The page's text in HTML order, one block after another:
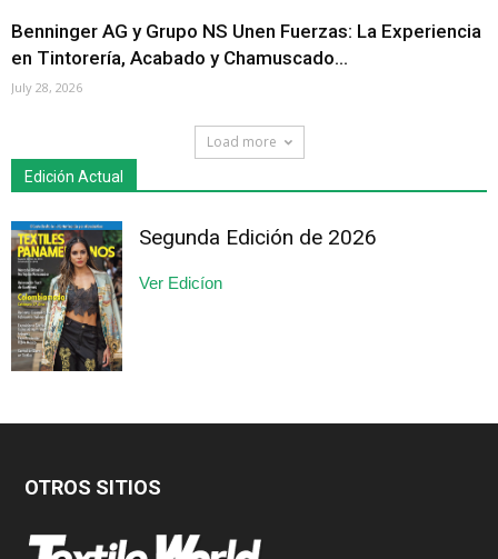
Benninger AG y Grupo NS Unen Fuerzas: La Experiencia
en Tintorería, Acabado y Chamuscado...
July 28, 2026
Load more
Edición Actual
Segunda Edición de 2026
Ver Edicíon
OTROS SITIOS